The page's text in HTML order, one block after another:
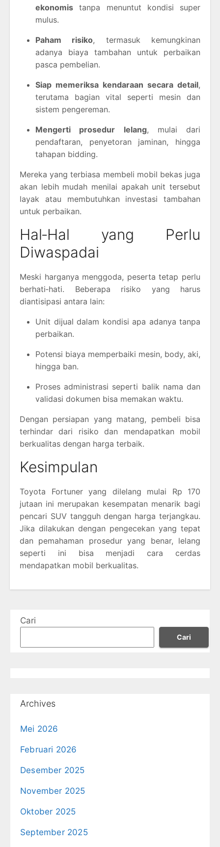
ekonomis tanpa menuntut kondisi super
mulus.
Paham risiko, termasuk kemungkinan
adanya biaya tambahan untuk perbaikan
pasca pembelian.
Siap memeriksa kendaraan secara detail,
terutama bagian vital seperti mesin dan
sistem pengereman.
Mengerti prosedur lelang, mulai dari
pendaftaran, penyetoran jaminan, hingga
tahapan bidding.
Mereka yang terbiasa membeli mobil bekas juga
akan lebih mudah menilai apakah unit tersebut
layak atau membutuhkan investasi tambahan
untuk perbaikan.
Hal‑Hal yang Perlu
Diwaspadai
Meski harganya menggoda, peserta tetap perlu
berhati‑hati. Beberapa risiko yang harus
diantisipasi antara lain:
Unit dijual dalam kondisi apa adanya tanpa
perbaikan.
Potensi biaya memperbaiki mesin, body, aki,
hingga ban.
Proses administrasi seperti balik nama dan
validasi dokumen bisa memakan waktu.
Dengan persiapan yang matang, pembeli bisa
terhindar dari risiko dan mendapatkan mobil
berkualitas dengan harga terbaik.
Kesimpulan
Toyota Fortuner yang dilelang mulai Rp 170
jutaan ini merupakan kesempatan menarik bagi
pencari SUV tangguh dengan harga terjangkau.
Jika dilakukan dengan pengecekan yang tepat
dan pemahaman prosedur yang benar, lelang
seperti ini bisa menjadi cara cerdas
mendapatkan mobil berkualitas.
Cari
Cari
Archives
Mei 2026
Februari 2026
Desember 2025
November 2025
Oktober 2025
September 2025